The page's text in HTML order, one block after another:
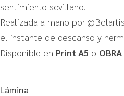
sentimiento sevillano.
Realizada a mano por
el instante de descanso y
Disponible en Print A5 o
Lámina